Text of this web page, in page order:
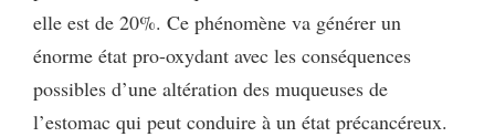
elle est de 20%. Ce phénomène va générer un
énorme état pro-oxydant avec les conséquences
possibles d’une altération des muqueuses de
l’estomac qui peut conduire à un état précancéreux.